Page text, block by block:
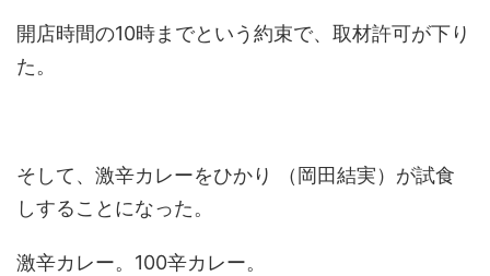
開店時間の10時までという約束で、取材許可が下り
た。
そして、激辛カレーをひかり （岡田結実）が試食
しすることになった。
激辛カレー。100辛カレー。